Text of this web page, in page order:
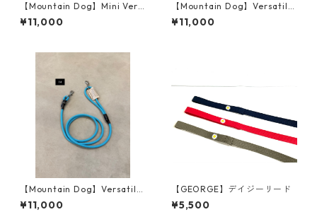
【Mountain Dog】Mini Vers
atile
¥11,000
【Mountain Dog】Versatile
①〜⑪
¥11,000
【Mountain Dog】Versatile
24〜28
¥11,000
【GEORGE】デイジーリード
¥5,500